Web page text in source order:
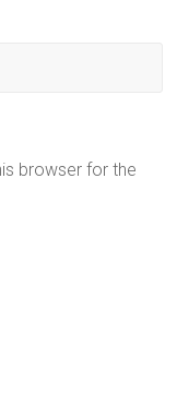
browser for the